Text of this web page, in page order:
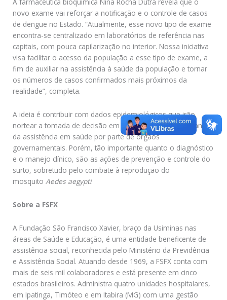
novo exame vai reforçar a notificação e o controle de casos
de dengue no Estado. “Atualmente, esse novo tipo de exame
encontra-se centralizado em laboratórios de referência nas
capitais, com pouca capilarização no interior. Nossa iniciativa
visa facilitar o acesso da população a esse tipo de exame, a
fim de auxiliar na assistência à saúde da população e tornar
os números de casos confirmados mais próximos da
realidade”, completa.
A ideia é contribuir com dados epidemiológicos que irão
nortear a tomada de decisão em políticas públicas de manejo
da assistência em saúde por parte de órgãos
governamentais. Porém, tão importante quanto o diagnóstico
e o manejo clínico, são as ações de prevenção e controle do
surto, sobretudo pelo combate à reprodução do
mosquito Aedes aegypti.
Sobre a FSFX
A Fundação São Francisco Xavier, braço da Usiminas nas
áreas de Saúde e Educação, é uma entidade beneficente de
assistência social, reconhecida pelo Ministério da Previdência
e Assistência Social. Atuando desde 1969, a FSFX conta com
mais de seis mil colaboradores e está presente em cinco
estados brasileiros. Administra quatro unidades hospitalares,
em Ipatinga, Timóteo e em Itabira (MG) com uma gestão